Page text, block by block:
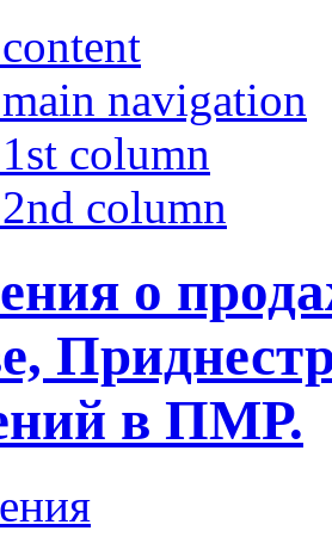
navigation
column
column
о
в ПМР.